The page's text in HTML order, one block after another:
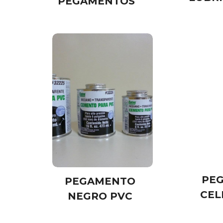
PEGAMENTO
NEGRO PVC